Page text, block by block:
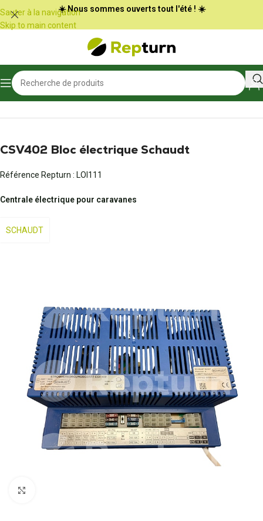
Panneau de gestion des cookies
Sauter à la navigation
Skip to main content
☀️ Nous sommes ouverts tout l'été ! ☀️
Accueil Bloc électrique et chargeur de batterie
CSV402 Bloc électrique Schaudt
Référence Repturn : LOI111
Centrale électrique pour caravanes
SCHAUDT